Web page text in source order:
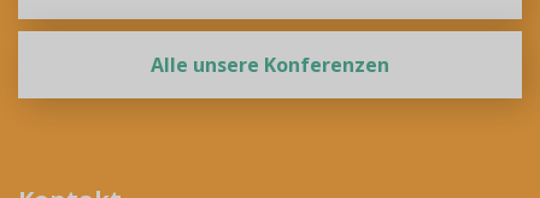
Alle unsere Konferenzen